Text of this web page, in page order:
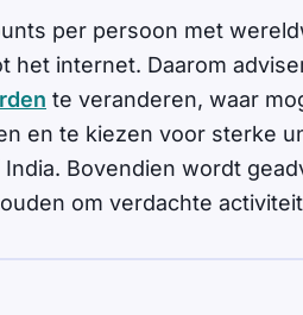
per persoon met
het internet. Daarom
te veranderen, waar
en te kiezen voor sterke
Bovendien wordt
om verdachte